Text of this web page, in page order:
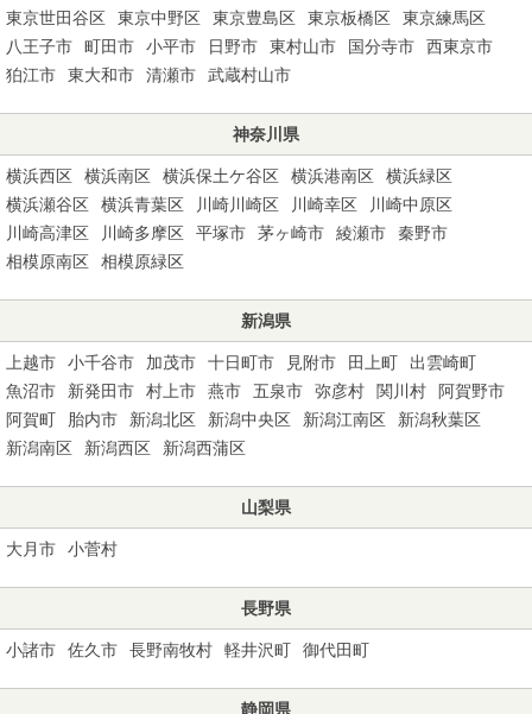
東京世田谷区
東京中野区 東京豊島区 東京板橋区
東京練馬区
八王子市
町田市 小平市 日野市 東村山市 国分寺市
西東京市
狛江市
東大和市 清瀬市 武蔵村山市
神奈川県
横浜西区 横浜南区 横浜保土ケ谷区 横浜港南区
横浜緑区
横浜瀬谷区
横浜青葉区 川崎川崎区 川崎幸区
川崎中原区
川崎高津区
川崎多摩区 平塚市 茅ヶ崎市 綾瀬市
秦野市
相模原南区
相模原緑区
新潟県
上越市 小千谷市 加茂市 十日町市 見附市 田上町
出雲崎町
魚沼市
新発田市 村上市 燕市 五泉市 弥彦村 関川村
阿賀野市
阿賀町
胎内市 新潟北区 新潟中央区 新潟江南区
新潟秋葉区
新潟南区
新潟西区 新潟西蒲区
山梨県
大月市 小菅村
長野県
小諸市 佐久市 長野南牧村 軽井沢町 御代田町
静岡県